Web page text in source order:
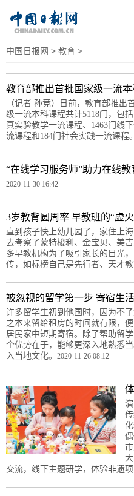
中国日报网 > 教育 >
教育部推出首批国家级一流本
（记者 孙竞）日前，教育部推出
级一流本科课程共计5118门，包
真实验教学一流课程、1463门线
流课程和184门社会实践一流课程。
“在线学习服务师”助力在线教
2020-11-30 16:42
3岁教背圆周率 早教班的“虚
直到孩子快上幼儿园了，家住上
去考察了蒙特梭利、金宝贝、美
多早教机构为了吸引家长的目光
传，如标榜自己是先行者、天才教
被忽视的留学第一步 寄宿生活
许多留学生初到他国时，因为不
之本来留给租房的时间就有限，
居民家中短期寄宿。除了帮助留
个优势在于，能够更深入地熟悉
入当地文化。 2020-11-26 08:12
交流，线下主题研学，体验非遗项